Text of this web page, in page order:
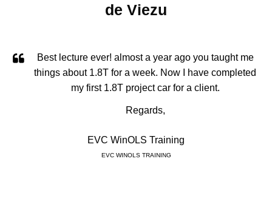
de Viezu
Best lecture ever! almost a year ago you taught me
things about 1.8T for a week. Now I have completed
my first 1.8T project car for a client.
Regards,
EVC WinOLS Training
EVC WINOLS TRAINING